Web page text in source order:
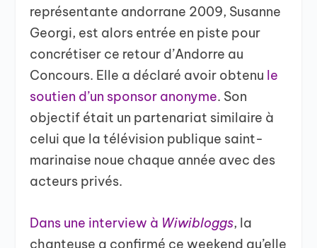
représentante andorrane 2009, Susanne
Georgi, est alors entrée en piste pour
concrétiser ce retour d’Andorre au
Concours. Elle a déclaré avoir obtenu le
soutien d’un sponsor anonyme. Son
objectif était un partenariat similaire à
celui que la télévision publique saint-
marinaise noue chaque année avec des
acteurs privés.
Dans une interview à Wiwibloggs, la
chanteuse a confirmé ce weekend qu’elle